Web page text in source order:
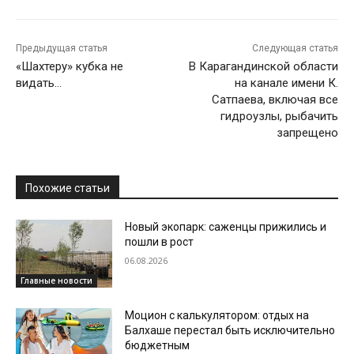
Предыдущая статья
«Шахтеру» кубка не
видать…
Следующая статья
В Карагандинской области
на канале имени К.
Сатпаева, включая все
гидроузлы, рыбачить
запрещено
Похожие статьи
Главные новости
Новый экопарк: саженцы прижились и
пошли в рост
06.08.2026
Моцион с калькулятором: отдых на
Балхаше перестал быть исключительно
бюджетным